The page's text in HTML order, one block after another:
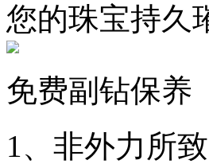
您的珠宝持久
免费副钻保养
1、非外力所